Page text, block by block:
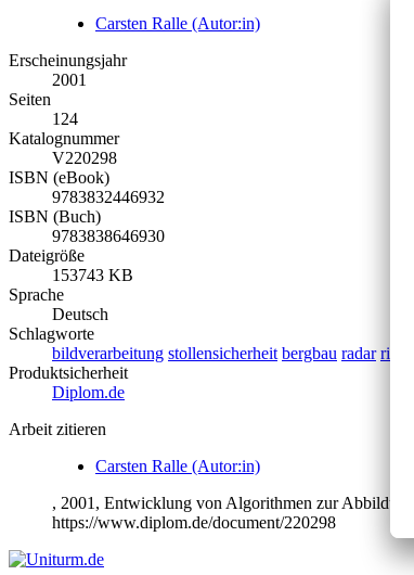
Carsten Ralle (Autor:in)
Erscheinungsjahr
2001
Seiten
124
Katalognummer
V220298
ISBN (eBook)
9783832446932
ISBN (Buch)
9783838646930
Dateigröße
153743 KB
Sprache
Deutsch
Schlagworte
bildverarbeitung stollensicherheit bergbau radar
Produktsicherheit
Diplom.de
Arbeit zitieren
Carsten Ralle (Autor:in)
, 2001, Entwicklung von Algorithmen zur
https://www.diplom.de/document/220298